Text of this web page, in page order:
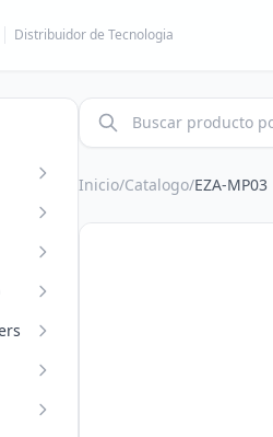
Distribuidor de Tecnologia
Inicio/Catalogo/EZA-MP03